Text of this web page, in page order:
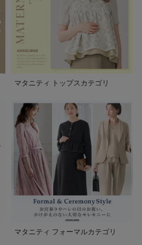
マタニティ トップスカテゴリ
マタニティ フォーマルカテゴリ